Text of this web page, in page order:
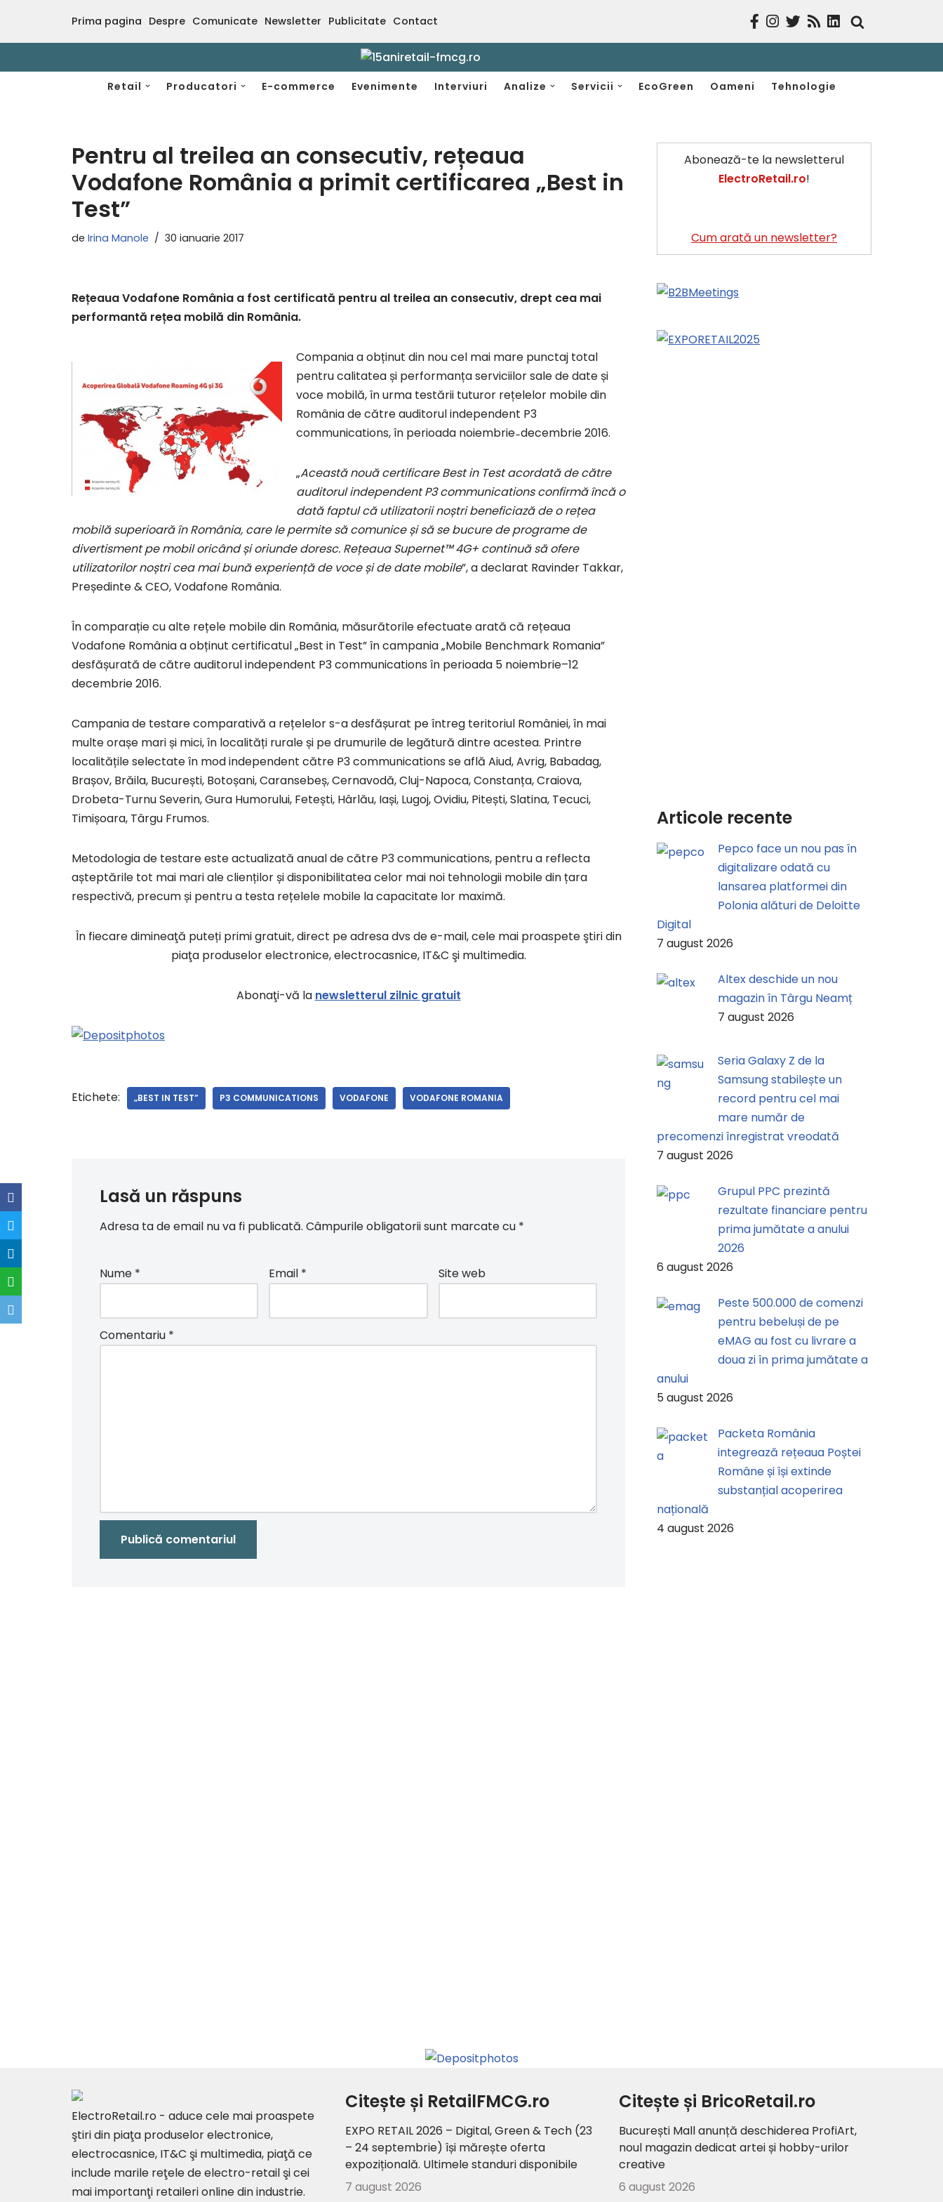
Sari
conținut
Prima pagina Despre Comunicate Newsletter Publicitate Contact
Retail Producatori E-commerce Evenimente Interviuri Analize Servicii EcoGreen Oameni Tehnologie
Pentru al treilea an consecutiv, rețeaua
Vodafone România a primit certificarea „Best in
Test”
de Irina Manole 30 ianuarie 2017
Rețeaua Vodafone România a fost certificată pentru al treilea an consecutiv, drept cea mai
performantă rețea mobilă din România.
Compania a obținut din nou cel mai mare punctaj total
pentru calitatea și performanța serviciilor sale de date și
voce mobilă, în urma testării tuturor rețelelor mobile din
România de către auditorul independent P3
communications, în perioada noiembrie ̵ decembrie 2016.
„Această nouă certificare Best in Test acordată de către
auditorul independent P3 communications confirmă încă o
dată faptul că utilizatorii noștri beneficiază de o rețea
mobilă superioară în România, care le permite să comunice și să se bucure de programe de
divertisment pe mobil oricând și oriunde doresc. Rețeaua Supernet™ 4G+ continuă să ofere
utilizatorilor noștri cea mai bună experiență de voce și de date mobile”, a declarat Ravinder Takkar,
Președinte & CEO, Vodafone România.
În comparație cu alte rețele mobile din România, măsurătorile efectuate arată că rețeaua
Vodafone România a obținut certificatul „Best in Test” în campania „Mobile Benchmark Romania”
desfășurată de către auditorul independent P3 communications în perioada 5 noiembrie–12
decembrie 2016.
Campania de testare comparativă a rețelelor s-a desfășurat pe întreg teritoriul României, în mai
multe orașe mari și mici, în localități rurale și pe drumurile de legătură dintre acestea. Printre
localitățile selectate în mod independent către P3 communications se află Aiud, Avrig, Babadag,
Brașov, Brăila, București, Botoșani, Caransebeș, Cernavodă, Cluj-Napoca, Constanța, Craiova,
Drobeta-Turnu Severin, Gura Humorului, Fetești, Hârlău, Iași, Lugoj, Ovidiu, Pitești, Slatina, Tecuci,
Timișoara, Târgu Frumos.
Metodologia de testare este actualizată anual de către P3 communications, pentru a reflecta
așteptările tot mai mari ale clienților și disponibilitatea celor mai noi tehnologii mobile din țara
respectivă, precum și pentru a testa rețelele mobile la capacitate lor maximă.
În fiecare dimineaţă puteți primi gratuit, direct pe adresa dvs de e-mail, cele mai proaspete ştiri din
piaţa produselor electronice, electrocasnice, IT&C şi multimedia.
Abonaţi-vă la newsletterul zilnic gratuit
Etichete: „BEST IN TEST” P3 COMMUNICATIONS VODAFONE VODAFONE ROMANIA
Lasă un răspuns
Adresa ta de email nu va fi publicată. Câmpurile obligatorii sunt marcate cu *
Nume * Email * Site web
Comentariu *
Abonează-te la newsletterul
ElectroRetail.ro!
Cum arată un newsletter?
Articole recente
Pepco face un nou pas în
digitalizare odată cu
lansarea platformei din
Polonia alături de Deloitte
Digital
7 august 2026
Altex deschide un nou
magazin în Târgu Neamț
7 august 2026
Seria Galaxy Z de la
Samsung stabilește un
record pentru cel mai
mare număr de
precomenzi înregistrat vreodată
7 august 2026
Grupul PPC prezintă
rezultate financiare pentru
prima jumătate a anului
2026
6 august 2026
Peste 500.000 de comenzi
pentru bebeluși de pe
eMAG au fost cu livrare a
doua zi în prima jumătate a
anului
5 august 2026
Packeta România
integrează rețeaua Poștei
Române și își extinde
substanțial acoperirea
națională
4 august 2026
ElectroRetail.ro - aduce cele mai proaspete
ştiri din piaţa produselor electronice,
electrocasnice, IT&C şi multimedia, piaţă ce
include marile reţele de electro-retail şi cei
mai importanţi retaileri online din industrie.
Citește și RetailFMCG.ro
EXPO RETAIL 2026 – Digital, Green & Tech (23
– 24 septembrie) își mărește oferta
expozițională. Ultimele standuri disponibile
7 august 2026
Citește și BricoRetail.ro
București Mall anunță deschiderea ProfiArt,
noul magazin dedicat artei și hobby-urilor
creative
6 august 2026